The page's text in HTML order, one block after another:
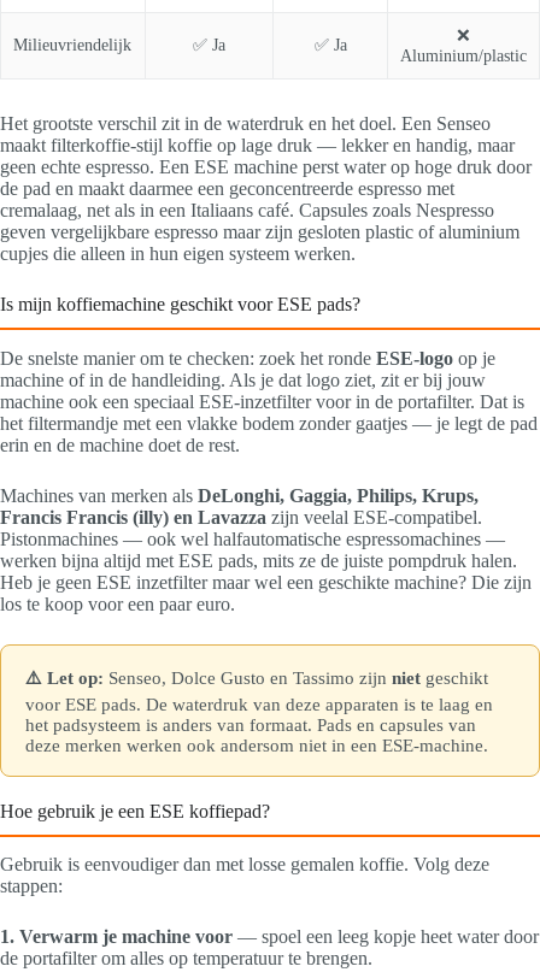
Milieuvriendelijk ✅ Ja ✅ Ja
❌
Aluminium/plastic
Het grootste verschil zit in de waterdruk en het doel. Een Senseo
maakt filterkoffie-stijl koffie op lage druk — lekker en handig, maar
geen echte espresso. Een ESE machine perst water op hoge druk door
de pad en maakt daarmee een geconcentreerde espresso met
cremalaag, net als in een Italiaans café. Capsules zoals Nespresso
geven vergelijkbare espresso maar zijn gesloten plastic of aluminium
cupjes die alleen in hun eigen systeem werken.
Is mijn koffiemachine geschikt voor ESE pads?
De snelste manier om te checken: zoek het ronde ESE-logo op je
machine of in de handleiding. Als je dat logo ziet, zit er bij jouw
machine ook een speciaal ESE-inzetfilter voor in de portafilter. Dat is
het filtermandje met een vlakke bodem zonder gaatjes — je legt de pad
erin en de machine doet de rest.
Machines van merken als DeLonghi, Gaggia, Philips, Krups,
Francis Francis (illy) en Lavazza zijn veelal ESE-compatibel.
Pistonmachines — ook wel halfautomatische espressomachines —
werken bijna altijd met ESE pads, mits ze de juiste pompdruk halen.
Heb je geen ESE inzetfilter maar wel een geschikte machine? Die zijn
los te koop voor een paar euro.
⚠️ Let op: Senseo, Dolce Gusto en Tassimo zijn niet geschikt
voor ESE pads. De waterdruk van deze apparaten is te laag en
het padsysteem is anders van formaat. Pads en capsules van
deze merken werken ook andersom niet in een ESE-machine.
Hoe gebruik je een ESE koffiepad?
Gebruik is eenvoudiger dan met losse gemalen koffie. Volg deze
stappen:
1. Verwarm je machine voor — spoel een leeg kopje heet water door
de portafilter om alles op temperatuur te brengen.